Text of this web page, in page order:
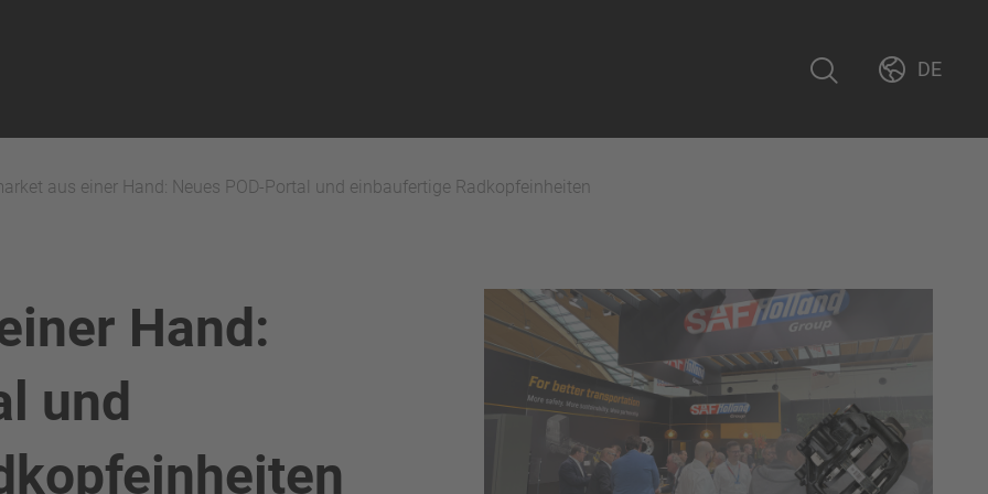
DE
aus einer Hand: Neues POD-Portal und einbaufertige Radkopfeinheiten
Hand:
und